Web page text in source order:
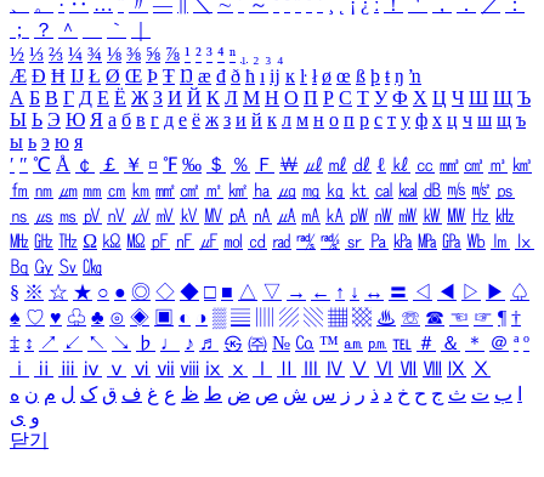
、
。 · ‥ … ¨ 〃 ― ＼ ∼ ´ ～ ˇ ˘ ˝ ˚ ˙ ¸ ¡ ¿ ː ！ ＇ ， ． ／
：
；
？ ＾ ｀
½ ⅓ ⅔ ¼ ¾ ⅛ ⅜ ⅝ ⅞ ¹ ² ³ ⁴ ⁿ ₁ ₂ ₃ ₄
Æ Ð Ħ Ĳ Ł Ø Œ Þ Ŧ Ŋ æ đ ð ħ ı ĳ ĸ ŀ ł ø œ ß þ ŧ ŋ ŉ
А Б В Г Д Е Ё Ж З И Й К Л М Н О П Р С Т У Ф Х Ц Ч Ш Щ Ъ
Ы Ь Э Ю Я а б в г д е ё ж з и й к л м н о п р с т у ф х ц ч ш щ ъ
ы ь э ю я
′ ″ ℃ Å ￠ ￡ ￥ ¤ ℉ ‰ ＄ ％ Ｆ ￦ ㎕ ㎖ ㎗ ℓ ㎘ ㏄ ㎣ ㎤ ㎥ ㎦
㎙ ㎚ ㎛ ㎜ ㎝ ㎞ ㎟ ㎠ ㎡ ㎢ ㏊ ㎍ ㎎ ㎏ ㏏ ㎈ ㎉ ㏈ ㎧ ㎨ ㎰
㎱ ㎲ ㎳ ㎴ ㎵ ㎶ ㎷ ㎸ ㎹ ㎀ ㎁ ㎂ ㎃ ㎄ ㎺ ㎻ ㎽ ㎾ ㎿ ㎐ ㎑
㎒ ㎓ ㎔ Ω ㏀ ㏁ ㎊ ㎋ ㎌ ㏖ ㏅ ㎭ ㎮ ㎯ ㏛ ㎩ ㎪ ㎫ ㎬ ㏝ ㏐
㏓
㏃ ㏉ ㏜ ㏆
§ ※ ☆ ★ ○ ● ◎ ◇ ◆ □ ■ △ ▽ → ← ↑ ↓ ↔ 〓 ◁ ◀ ▷ ▶ ♤
♠ ♡ ♥ ♧ ♣ ⊙ ◈ ▣ ◐ ◑ ▒ ▤ ▨ ▧ ▦ ▩ ♨ ☏ ☎ ☜ ☞ ¶ †
‡ ↕ ↗ ↙ ↖ ↘ ♭ ♩ ♪ ♬ ㉿ ㈜ № ㏇ ™ ㏂ ㏘ ℡ ＃ ＆ ＊ ＠ ª º
ⅰ
ⅱ ⅲ ⅳ ⅴ ⅵ ⅶ ⅷ ⅸ ⅹ Ⅳ Ⅴ Ⅵ Ⅶ Ⅷ Ⅸ Ⅹ
ب ت ث ج ح خ د ذ ر ز س ش ص ض ط ظ ع غ ف ق ک ل م ن ه
و ی
닫기